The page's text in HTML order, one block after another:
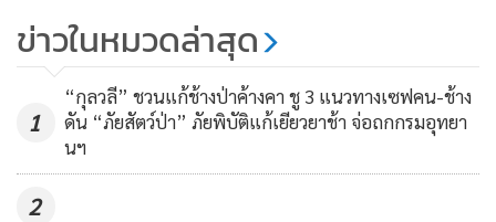
107
และการปฏิบัติต่างๆ ชัดเจนขึ้น
ข่าวในหมวดล่าสุด
1
“กุลวลี” ชวนแก้ช้างป่าค้างคา ชู 3 แนวทางเซฟคน-ช้าง
ดัน “ภัยสัตว์ป่า” ภัยพิบัติแก้เยียวยาช้า จ่อถกกรมอุทยา
นฯ
2